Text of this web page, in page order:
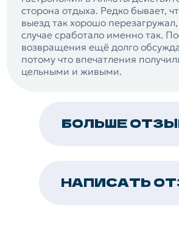
сторона отдыха. Редко бывает,
выезд так хорошо
случае сработало именно так.
возвращения ещё долго
потому что впечатления
цельными и живыми.
БОЛЬШЕ
НАПИСАТЬ